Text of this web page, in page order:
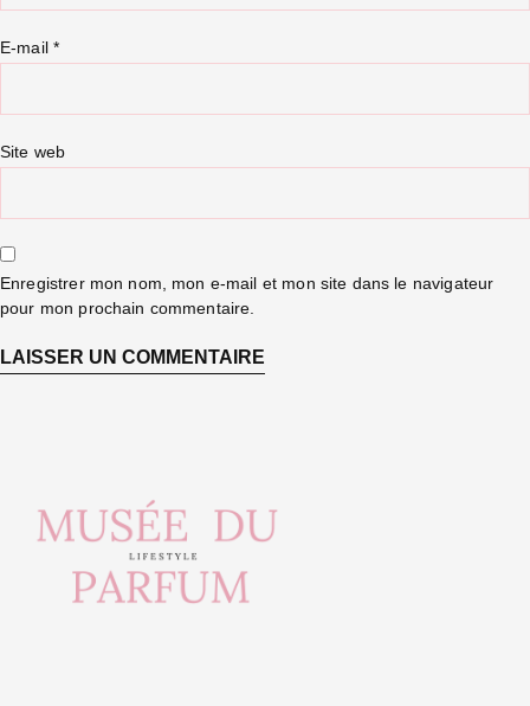
E-mail*
Site web
Enregistrer mon nom, mon e-mail et mon site dans le navigateur
pour mon prochain commentaire.